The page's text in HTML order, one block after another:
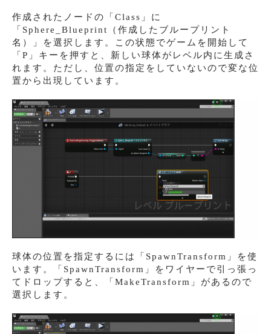
作成されたノードの「Class」に
「Sphere_Blueprint（作成したブループリント
名）」を選択します。この状態でゲームを開始して
「P」キーを押すと、新しい球体がレベル内に生成さ
れます。ただし、位置の指定をしていないので変な位
置から出現しています。
球体の位置を指定するには「SpawnTransform」を使
います。「SpawnTransform」をワイヤーで引っ張っ
てドロップすると、「MakeTransform」があるので
選択します。